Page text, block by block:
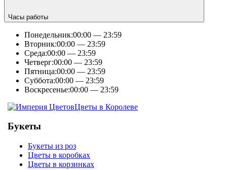
Часы работы
Понедельник:00:00 — 23:59
Вторник:00:00 — 23:59
Среда:00:00 — 23:59
Четверг:00:00 — 23:59
Пятница:00:00 — 23:59
Суббота:00:00 — 23:59
Воскресенье:00:00 — 23:59
Цветы в Королеве
Букеты
Букеты из роз
Цветы в коробках
Цветы в корзинках